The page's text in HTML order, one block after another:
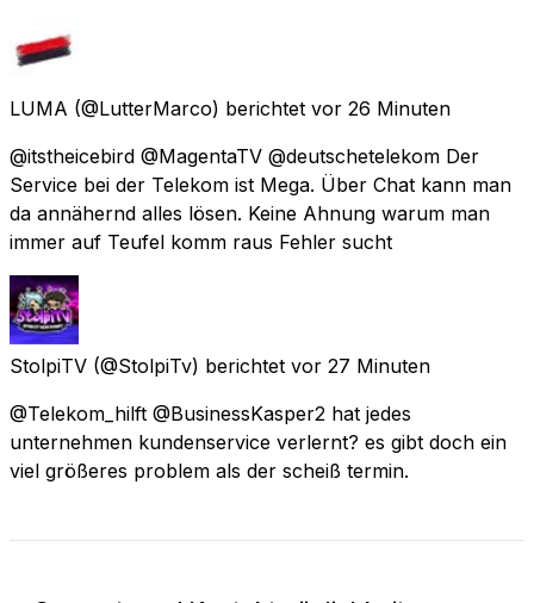
LUMA (@LutterMarco) berichtet vor 26 Minuten
@itstheicebird @MagentaTV @deutschetelekom Der
Service bei der Telekom ist Mega. Über Chat kann man
da annähernd alles lösen. Keine Ahnung warum man
immer auf Teufel komm raus Fehler sucht
StolpiTV (@StolpiTv) berichtet vor 27 Minuten
@Telekom_hilft @BusinessKasper2 hat jedes
unternehmen kundenservice verlernt? es gibt doch ein
viel größeres problem als der scheiß termin.